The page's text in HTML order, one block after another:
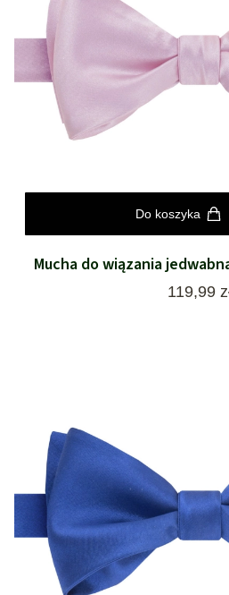
Do koszyka
Mucha do wiązania
Cena
119,99